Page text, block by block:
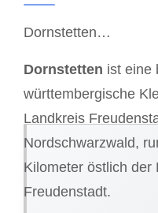
Dornstetten…
Dornstetten ist eine
württembergische
Landkreis
Nordschwarzwald,
Kilometer östlich der
Freudenstadt.